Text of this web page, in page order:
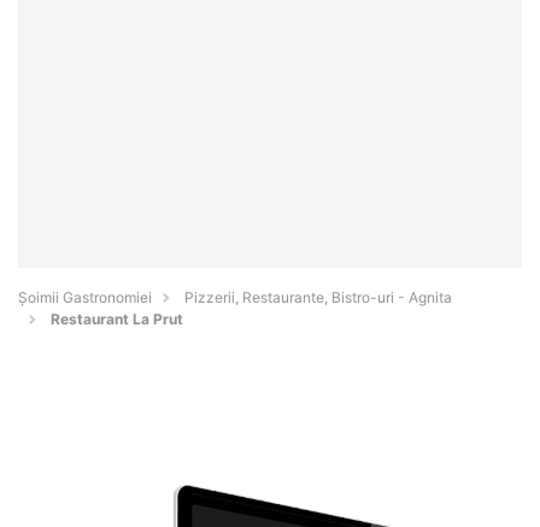
Șoimii Gastronomiei
Pizzerii, Restaurante, Bistro-uri - Agnita
Restaurant La Prut